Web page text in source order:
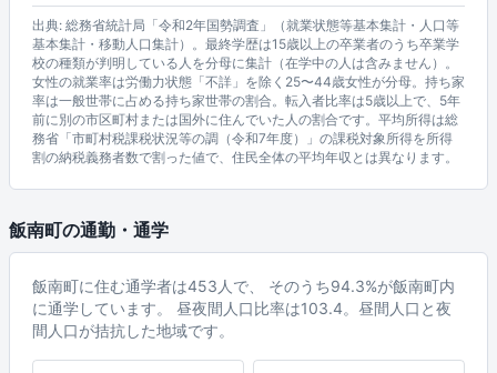
出典: 総務省統計局「令和2年国勢調査」（就業状態等基本集計・人口等
基本集計・移動人口集計）。最終学歴は15歳以上の卒業者のうち卒業学
校の種類が判明している人を分母に集計（在学中の人は含みません）。
女性の就業率は労働力状態「不詳」を除く25〜44歳女性が分母。持ち家
率は一般世帯に占める持ち家世帯の割合。転入者比率は5歳以上で、5年
前に別の市区町村または国外に住んでいた人の割合です。平均所得は総
務省「市町村税課税状況等の調（令和7年度）」の課税対象所得を所得
割の納税義務者数で割った値で、住民全体の平均年収とは異なります。
飯南町の通勤・通学
飯南町に住む通学者は453人で、 そのうち94.3%が飯南町内
に通学しています。 昼夜間人口比率は103.4。昼間人口と夜
間人口が拮抗した地域です。